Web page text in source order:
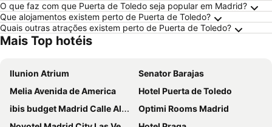
O que faz com que Puerta de Toledo seja popular em Madrid?
Que alojamentos existem perto de Puerta de Toledo?
Quais outras atrações existem perto de Puerta de Toledo?
Mais Top hotéis
Ilunion Atrium
Senator Barajas
Melia Avenida de America
Hotel Puerta de Toledo
ibis budget Madrid Calle Alcalá
Optimi Rooms Madrid